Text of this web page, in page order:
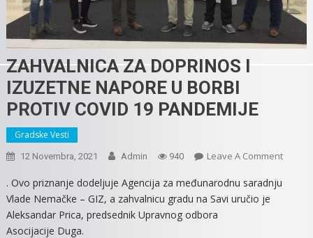
ZAHVALNICA ZA DOPRINOS I
IZUZETNE NAPORE U BORBI
PROTIV COVID 19 PANDEMIJE
Gradske Vesti
12 Novembra, 2021 Admin 940 Leave A CommentOn
. Ovo priznanje dodeljuje Agencija za međunarodnu saradnju
Vlade Nemačke – GIZ, a zahvalnicu gradu na Savi uručio je
Aleksandar Prica, predsednik Upravnog odbora
Asocijacije Duga.